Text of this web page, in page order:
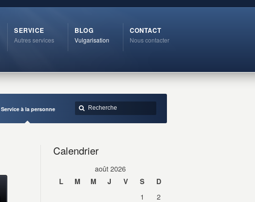
SERVICE
Autres services
BLOG
Vulgarisation
CONTACT
Nous contacter
Service à la personne
Calendrier
août 2026
L M M J V S D
1
2